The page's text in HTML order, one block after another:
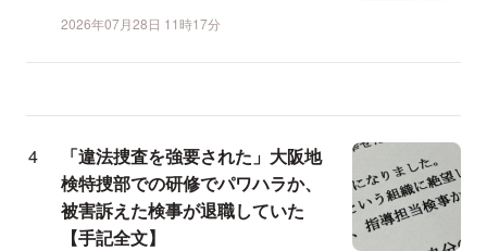
2026年07月28日 11時17分
「違法捜査を強要された」大阪地
検特捜部での研修でパワハラか、
被害訴えた検事が退職していた
【手記全文】